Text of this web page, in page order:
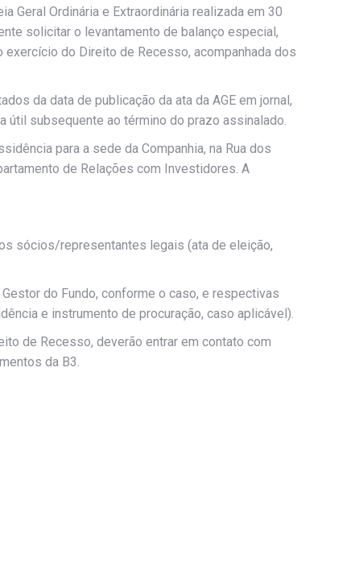
Geral Ordinária e Extraordinária realizada em 30
solicitar o levantamento de balanço especial,
do Direito de Recesso, acompanhada dos
da data de publicação da ata da AGE em jornal,
útil subsequente ao término do prazo assinalado.
para a sede da Companhia, na Rua dos
de Relações com Investidores. A
sócios/representantes legais (ata de eleição,
do Fundo, conforme o caso, e respectivas
e instrumento de procuração, caso aplicável).
de Recesso, deverão entrar em contato com
da B3.